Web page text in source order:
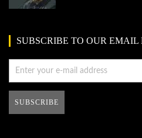
SUBSCRIBE TO OUR EMAIL